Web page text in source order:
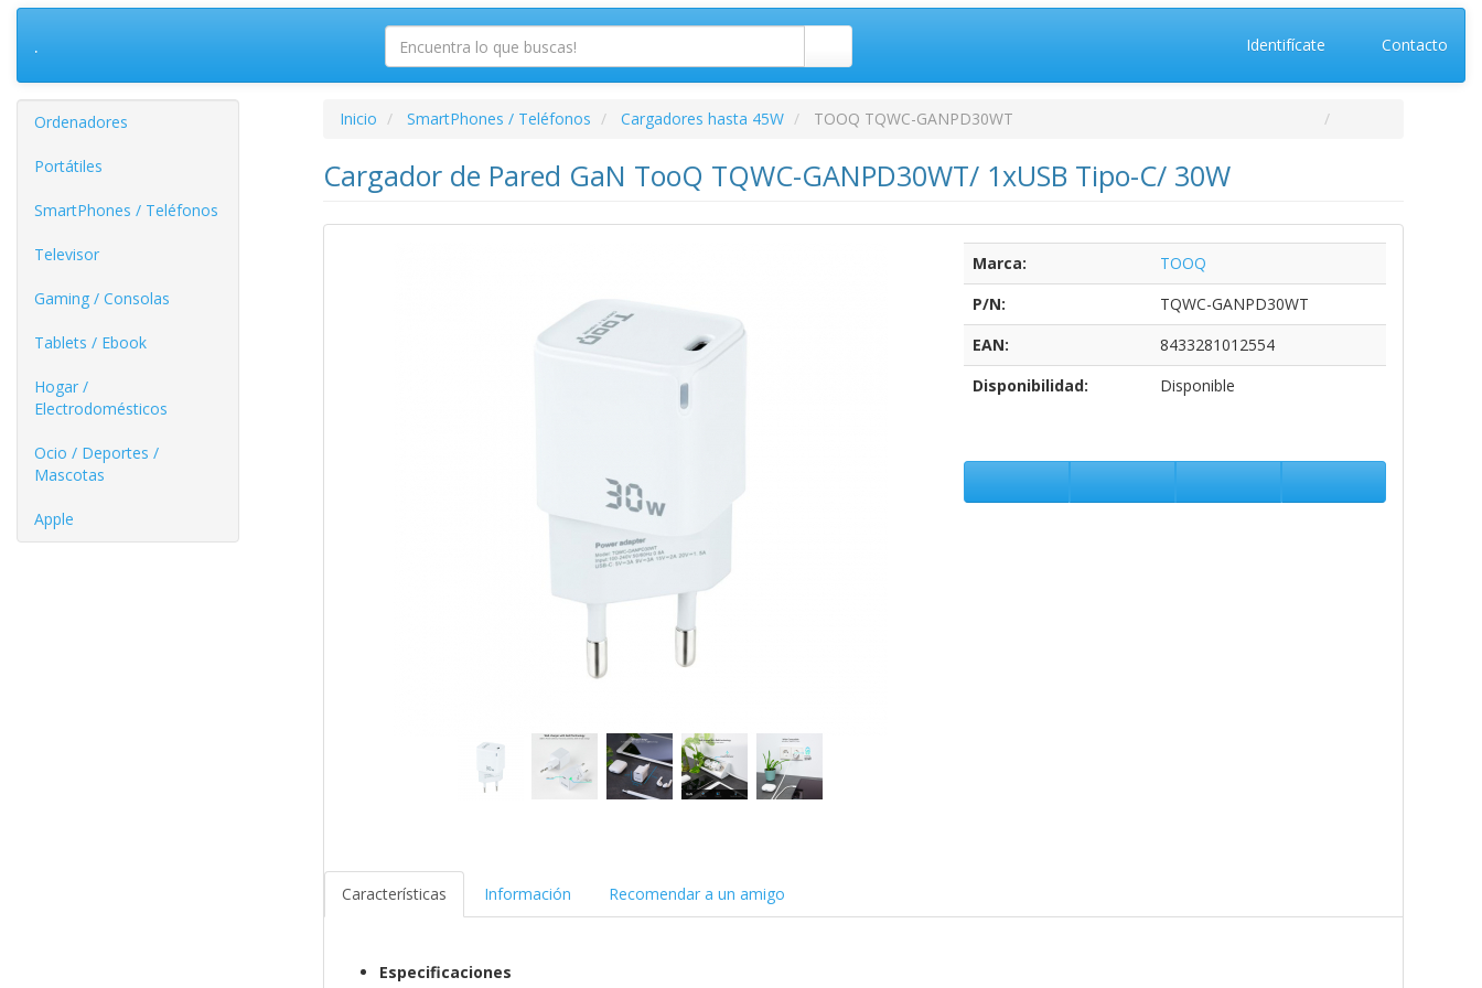
. Identifícate Contacto
Ordenadores
Portátiles
SmartPhones / Teléfonos
Televisor
Gaming / Consolas
Tablets / Ebook
Hogar /
Electrodomésticos
Ocio / Deportes /
Mascotas
Apple
Inicio SmartPhones / Teléfonos Cargadores hasta 45W TOOQ TQWC-GANPD30WT
Cargador de Pared GaN TooQ TQWC-GANPD30WT/ 1xUSB Tipo-C/ 30W
Marca:
TOOQ
P/N:
TQWC-GANPD30WT
EAN:
8433281012554
Disponibilidad:
Disponible
Características Información Recomendar a un amigo
Especificaciones